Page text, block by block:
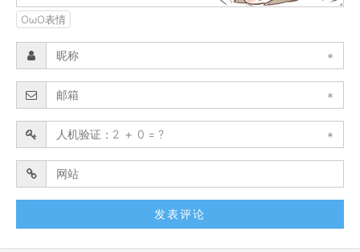
OωO表情
*
*
*